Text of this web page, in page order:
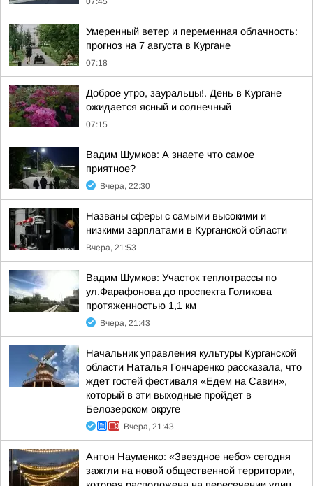
Умеренный ветер и переменная облачность:
прогноз на 7 августа в Кургане
07:18
Доброе утро, зауральцы!. День в Кургане
ожидается ясный и солнечный
07:15
Вадим Шумков: А знаете что самое
приятное?
Вчера, 22:30
Названы сферы с самыми высокими и
низкими зарплатами в Курганской области
Вчера, 21:53
Вадим Шумков: Участок теплотрассы по
ул.Фарафонова до проспекта Голикова
протяженностью 1,1 км
Вчера, 21:43
Начальник управления культуры Курганской
области Наталья Гончаренко рассказала, что
ждет гостей фестиваля «Едем на Савин»,
который в эти выходные пройдет в
Белозерском округе
Вчера, 21:43
Антон Науменко: «Звездное небо» сегодня
зажгли на новой общественной территории,